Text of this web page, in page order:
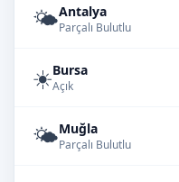
🌤️Antalya
Parçalı Bulutlu
☀️Bursa
Açık
🌤️Muğla
Parçalı Bulutlu